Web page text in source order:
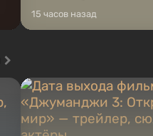
15 часов назад